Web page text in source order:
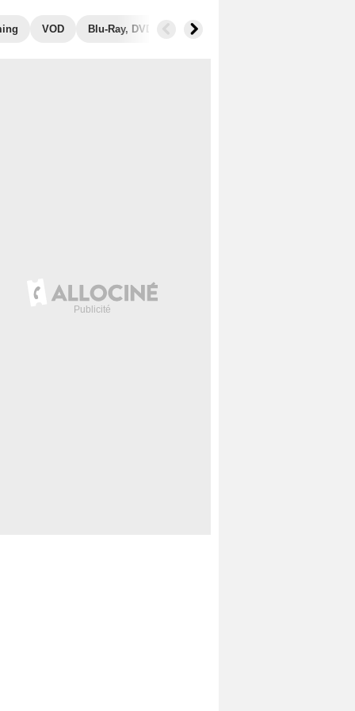
VOD Blu-Ray, DVD Photos